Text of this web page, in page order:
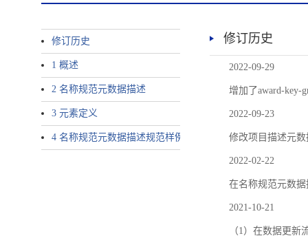
修订历史
1 概述
2 名称规范元数据描述
3 元素定义
4 名称规范元数据描述规范样例
修订历史
2022-09-29
增加了award-key-
2022-09-23
修改项目描述元
2022-02-22
在名称规范元数
2021-10-21
（1）在数据更